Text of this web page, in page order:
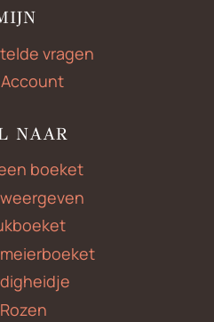
vragen
NAAR
boeket
Rozen